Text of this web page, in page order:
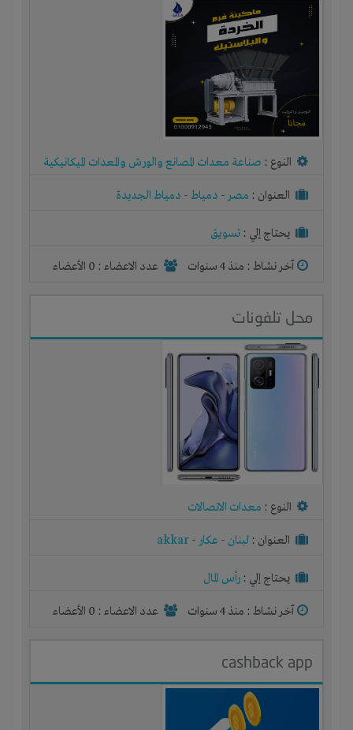
النوع : صناعة معدات المصانع والورش والمعدات الميكانيكية
العنوان : مصر- دمياط- دمياط الجديدة
يحتاج إلي : تسويق
آخر نشاط : منذ 4 سنوات عدد الاعضاء : 0 الأعضاء
محل تلفونات
النوع : معدات الاتصالات
العنوان : لبنان - عكار-
akkar
يحتاج إلي : رأس المال
آخر نشاط : منذ 4 سنوات عدد الاعضاء : 0 الأعضاء
cashback app